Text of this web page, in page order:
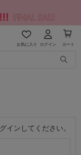
お気に入り ログイン カート
インしてください。